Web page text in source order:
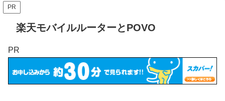
PR
楽天モバイルルーターとPOVO
PR